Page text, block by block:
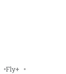
Fly+